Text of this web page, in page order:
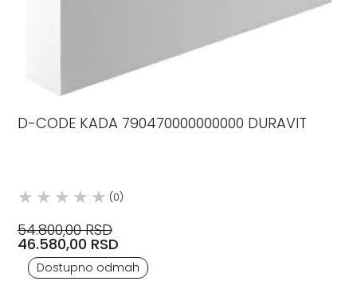
D-CODE KADA 790470000000000 DURAVIT
(0)
54.800,00 RSD
46.580,00 RSD
Dostupno odmah